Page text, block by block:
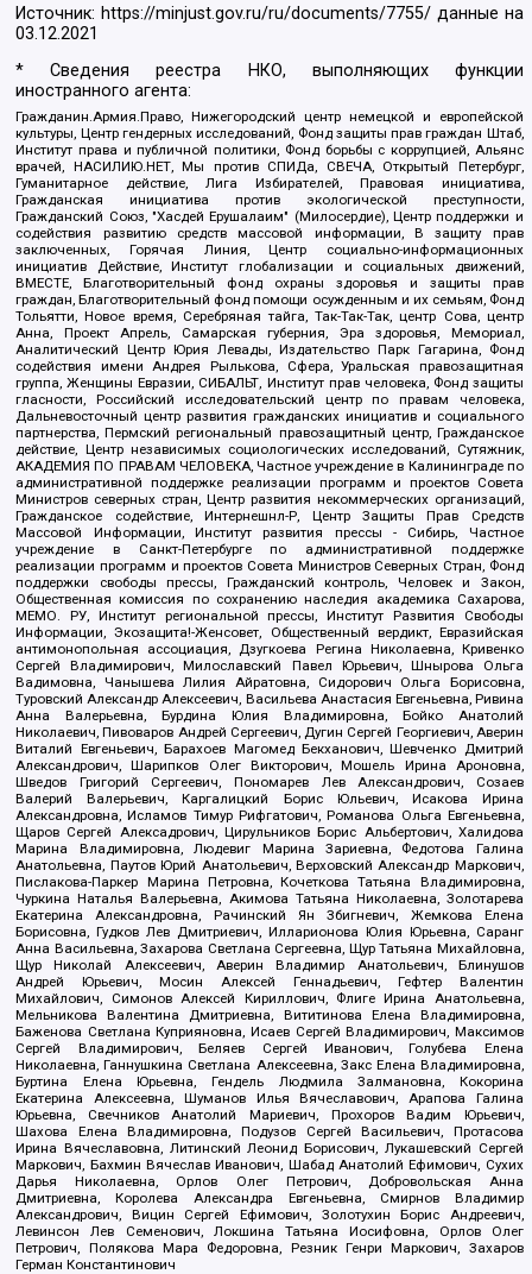
Источник: https://minjust.gov.ru/ru/documents/7755/ данные на
03.12.2021
* Сведения реестра НКО, выполняющих функции
иностранного агента:
Гражданин.Армия.Право, Нижегородский центр немецкой и европейской
культуры, Центр гендерных исследований, Фонд защиты прав граждан Штаб,
Институт права и публичной политики, Фонд борьбы с коррупцией, Альянс
врачей, НАСИЛИЮ.НЕТ, Мы против СПИДа, СВЕЧА, Открытый Петербург,
Гуманитарное действие, Лига Избирателей, Правовая инициатива,
Гражданская инициатива против экологической преступности,
Гражданский Союз, "Хасдей Ерушалаим" (Милосердие), Центр поддержки и
содействия развитию средств массовой информации, В защиту прав
заключенных, Горячая Линия, Центр социально-информационных
инициатив Действие, Институт глобализации и социальных движений,
ВМЕСТЕ, Благотворительный фонд охраны здоровья и защиты прав
граждан, Благотворительный фонд помощи осужденным и их семьям, Фонд
Тольятти, Новое время, Серебряная тайга, Так-Так-Так, центр Сова, центр
Анна, Проект Апрель, Самарская губерния, Эра здоровья, Мемориал,
Аналитический Центр Юрия Левады, Издательство Парк Гагарина, Фонд
содействия имени Андрея Рылькова, Сфера, Уральская правозащитная
группа, Женщины Евразии, СИБАЛЬТ, Институт прав человека, Фонд защиты
гласности, Российский исследовательский центр по правам человека,
Дальневосточный центр развития гражданских инициатив и социального
партнерства, Пермский региональный правозащитный центр, Гражданское
действие, Центр независимых социологических исследований, Сутяжник,
АКАДЕМИЯ ПО ПРАВАМ ЧЕЛОВЕКА, Частное учреждение в Калининграде по
административной поддержке реализации программ и проектов Совета
Министров северных стран, Центр развития некоммерческих организаций,
Гражданское содействие, Интернешнл-Р, Центр Защиты Прав Средств
Массовой Информации, Институт развития прессы - Сибирь, Частное
учреждение в Санкт-Петербурге по административной поддержке
реализации программ и проектов Совета Министров Северных Стран, Фонд
поддержки свободы прессы, Гражданский контроль, Человек и Закон,
Общественная комиссия по сохранению наследия академика Сахарова,
МЕМО. РУ, Институт региональной прессы, Институт Развития Свободы
Информации, Экозащита!-Женсовет, Общественный вердикт, Евразийская
антимонопольная ассоциация, Дзугкоева Регина Николаевна, Кривенко
Сергей Владимирович, Милославский Павел Юрьевич, Шнырова Ольга
Вадимовна, Чанышева Лилия Айратовна, Сидорович Ольга Борисовна,
Туровский Александр Алексеевич, Васильева Анастасия Евгеньевна, Ривина
Анна Валерьевна, Бурдина Юлия Владимировна, Бойко Анатолий
Николаевич, Пивоваров Андрей Сергеевич, Дугин Сергей Георгиевич, Аверин
Виталий Евгеньевич, Барахоев Магомед Бекханович, Шевченко Дмитрий
Александрович, Шарипков Олег Викторович, Мошель Ирина Ароновна,
Шведов Григорий Сергеевич, Пономарев Лев Александрович, Созаев
Валерий Валерьевич, Каргалицкий Борис Юльевич, Исакова Ирина
Александровна, Исламов Тимур Рифгатович, Романова Ольга Евгеньевна,
Щаров Сергей Алексадрович, Цирульников Борис Альбертович, Халидова
Марина Владимировна, Людевиг Марина Зариевна, Федотова Галина
Анатольевна, Паутов Юрий Анатольевич, Верховский Александр Маркович,
Пислакова-Паркер Марина Петровна, Кочеткова Татьяна Владимировна,
Чуркина Наталья Валерьевна, Акимова Татьяна Николаевна, Золотарева
Екатерина Александровна, Рачинский Ян Збигневич, Жемкова Елена
Борисовна, Гудков Лев Дмитриевич, Илларионова Юлия Юрьевна, Саранг
Анна Васильевна, Захарова Светлана Сергеевна, Щур Татьяна Михайловна,
Щур Николай Алексеевич, Аверин Владимир Анатольевич, Блинушов
Андрей Юрьевич, Мосин Алексей Геннадьевич, Гефтер Валентин
Михайлович, Симонов Алексей Кириллович, Флиге Ирина Анатольевна,
Мельникова Валентина Дмитриевна, Вититинова Елена Владимировна,
Баженова Светлана Куприяновна, Исаев Сергей Владимирович, Максимов
Сергей Владимирович, Беляев Сергей Иванович, Голубева Елена
Николаевна, Ганнушкина Светлана Алексеевна, Закс Елена Владимировна,
Буртина Елена Юрьевна, Гендель Людмила Залмановна, Кокорина
Екатерина Алексеевна, Шуманов Илья Вячеславович, Арапова Галина
Юрьевна, Свечников Анатолий Мариевич, Прохоров Вадим Юрьевич,
Шахова Елена Владимировна, Подузов Сергей Васильевич, Протасова
Ирина Вячеславовна, Литинский Леонид Борисович, Лукашевский Сергей
Маркович, Бахмин Вячеслав Иванович, Шабад Анатолий Ефимович, Сухих
Дарья Николаевна, Орлов Олег Петрович, Добровольская Анна
Дмитриевна, Королева Александра Евгеньевна, Смирнов Владимир
Александрович, Вицин Сергей Ефимович, Золотухин Борис Андреевич,
Левинсон Лев Семенович, Локшина Татьяна Иосифовна, Орлов Олег
Петрович, Полякова Мара Федоровна, Резник Генри Маркович, Захаров
Герман Константинович